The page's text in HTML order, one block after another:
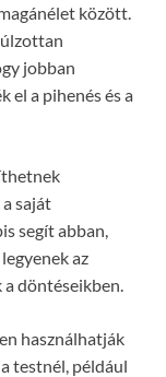
között.
jobban
el a pihenés és a
saját
segít abban,
az
döntéseikben.
használhatják
testnél, például